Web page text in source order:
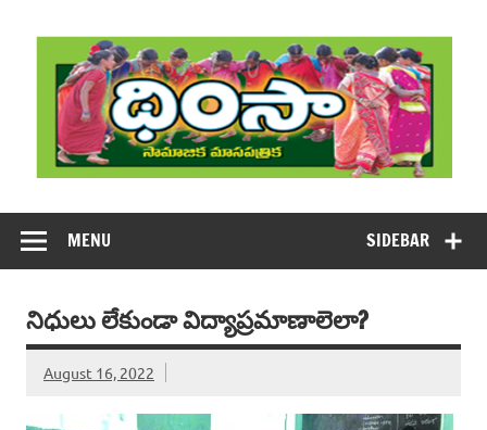
content
DHIMSA
SIDEBAR
MENU
నిధులు లేకుండా విద్యాప్రమాణాలెలా?
August 16, 2022